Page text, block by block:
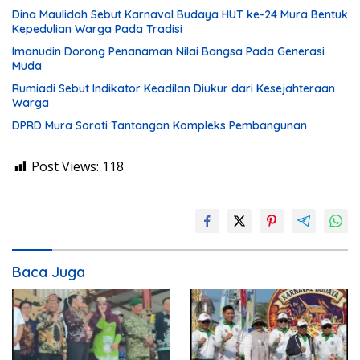
Dina Maulidah Sebut Karnaval Budaya HUT ke-24 Mura Bentuk
Kepedulian Warga Pada Tradisi
Imanudin Dorong Penanaman Nilai Bangsa Pada Generasi
Muda
Rumiadi Sebut Indikator Keadilan Diukur dari Kesejahteraan
Warga
DPRD Mura Soroti Tantangan Kompleks Pembangunan
Post Views: 118
Baca Juga